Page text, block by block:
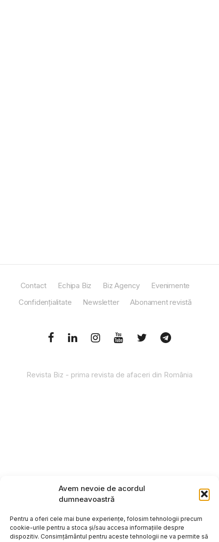
Avem nevoie de acordul
dumneavoastră
Pentru a oferi cele mai bune experiențe, folosim tehnologii precum
cookie-urile pentru a stoca și/sau accesa informațiile despre
dispozitiv. Consimțământul pentru aceste tehnologii ne va permite să
Contact Echipa Biz Biz Agency
Evenimente
Confidențialitate
Newsletter Abonament revistă
Revista Biz - prima revista de afaceri din România